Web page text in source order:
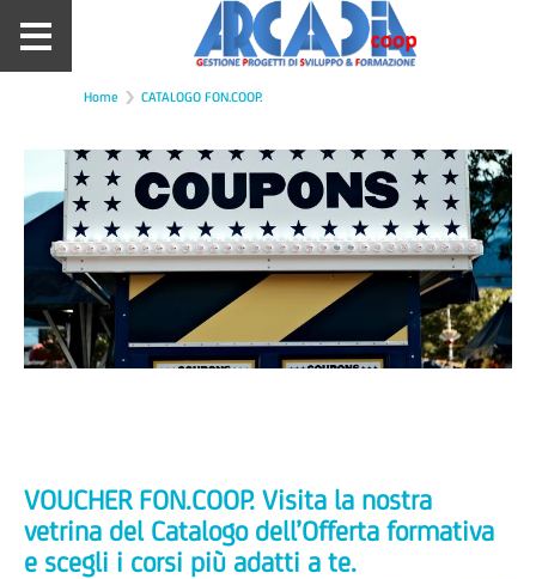
Home CATALOGO FON.COOP.
VOUCHER FON.COOP. Visita la nostra
vetrina del Catalogo dell’Offerta formativa
e scegli i corsi più adatti a te.